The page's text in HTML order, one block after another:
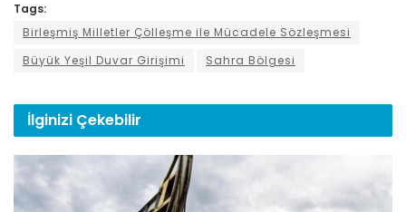
Tags:
Birleşmiş Milletler Çölleşme ile Mücadele Sözleşmesi
Büyük Yeşil Duvar Girişimi
Sahra Bölgesi
İlginizi Çekebilir